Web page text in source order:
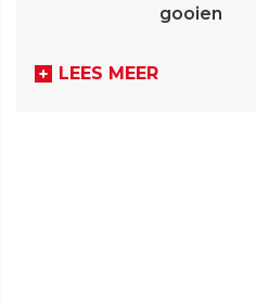
gooien
LEES MEER